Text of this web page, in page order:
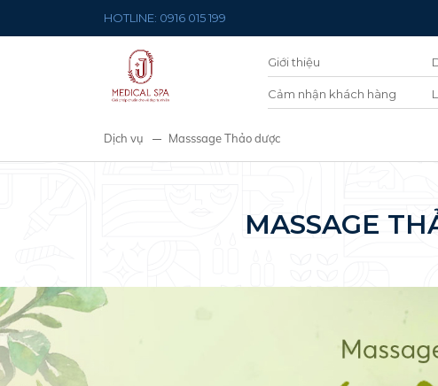
HOTLINE: 0916 015 199
Giới thiệu
Cảm nhận khách hàng
Dịch vụ Masssage Thảo dược
MASSAGE